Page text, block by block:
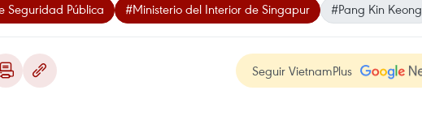
Seguridad Pública #Ministerio del Interior de Singapur #Pang Kin Keong
Seguir VietnamPlus